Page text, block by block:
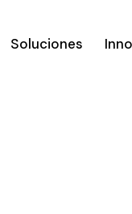
Soluciones